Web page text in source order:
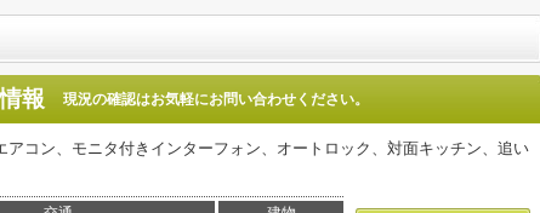
報 現況の確認はお気軽にお問い合わせください。
コン、モニタ付きインターフォン、オートロック、対面キッチン、追い